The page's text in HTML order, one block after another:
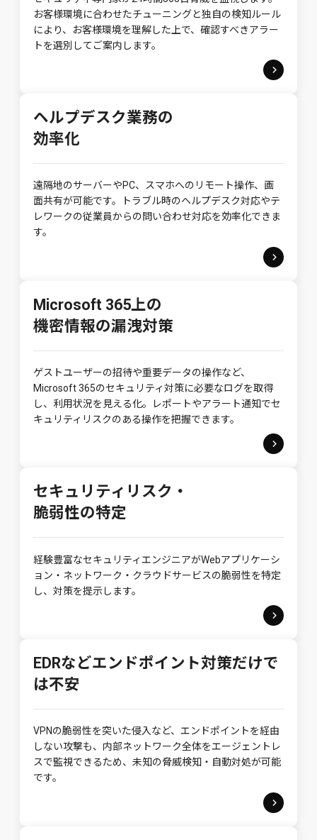
お客様環境に合わせたチューニングと独自の検知ルール
により、お客様環境を理解した上で、確認すべきアラー
トを選別してご案内します。
ヘルプデスク業務の
効率化
遠隔地のサーバーやPC、スマホへのリモート操作、画
面共有が可能です。トラブル時のヘルプデスク対応やテ
レワークの従業員からの問い合わせ対応を効率化できま
す。
Microsoft 365上の
機密情報の漏洩対策
ゲストユーザーの招待や重要データの操作など、
Microsoft 365のセキュリティ対策に必要なログを取得
し、利用状況を見える化。レポートやアラート通知でセ
キュリティリスクのある操作を把握できます。
セキュリティリスク・
脆弱性の特定
経験豊富なセキュリティエンジニアがWebアプリケーシ
ョン・ネットワーク・クラウドサービスの脆弱性を特定
し、対策を提示します。
EDRなどエンドポイント対策だけで
は不安
VPNの脆弱性を突いた侵入など、エンドポイントを経由
しない攻撃も、内部ネットワーク全体をエージェントレ
スで監視できるため、未知の脅威検知・自動対処が可能
です。